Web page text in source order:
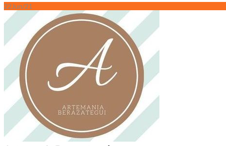
22 Jun/21